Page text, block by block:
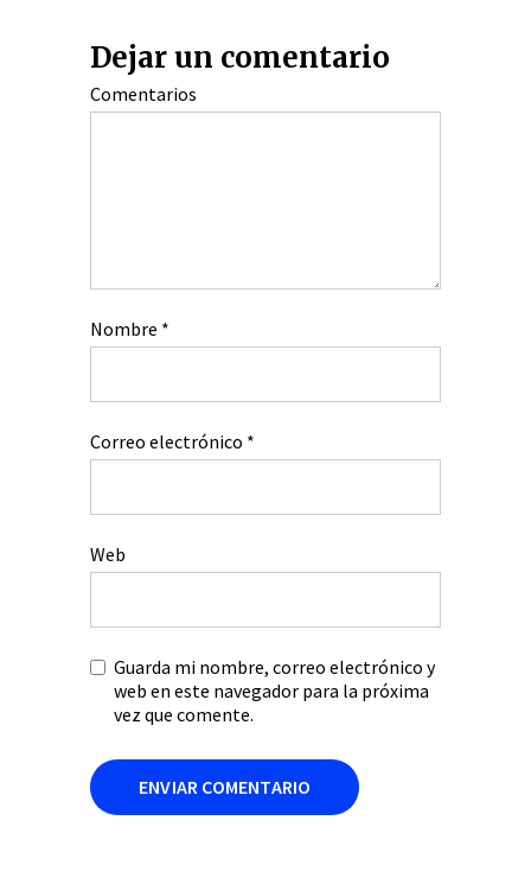
Dejar un comentario
Comentarios
Nombre *
Correo electrónico *
Web
Guarda mi nombre, correo electrónico y
web en este navegador para la próxima
vez que comente.